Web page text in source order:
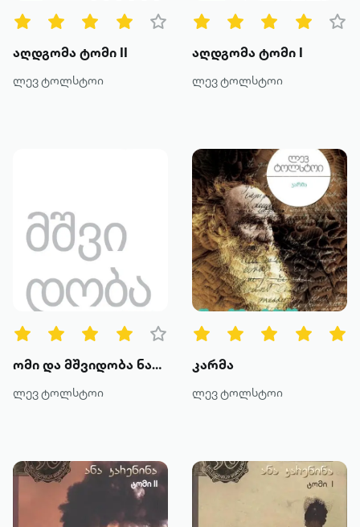
აღდგომა ტომი II
ლევ ტოლსტოი
აღდგომა ტომი I
ლევ ტოლსტოი
ომი და მშვიდობა ნაწილი II
ლევ ტოლსტოი
კარმა
ლევ ტოლსტოი